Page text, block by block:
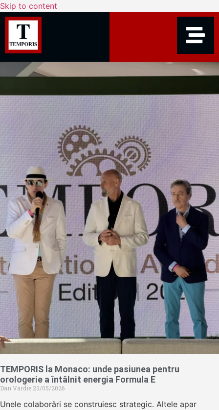
Skip to content
TEMPORIS la Monaco: unde pasiunea pentru
orologerie a întâlnit energia Formula E
Dan Vardie 23/05/2026
Unele colaborări se construiesc strategic. Altele apar